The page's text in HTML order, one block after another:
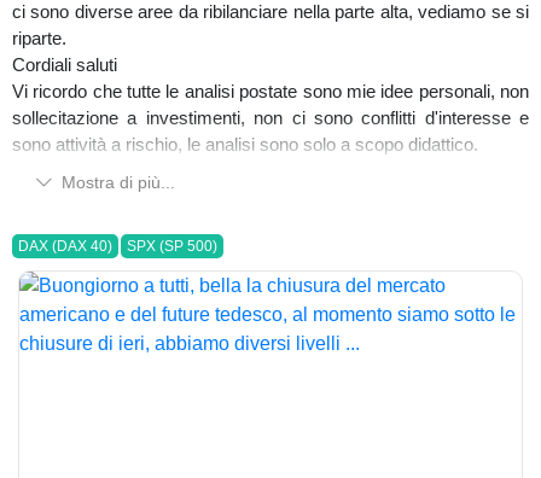
ci sono diverse aree da ribilanciare nella parte alta, vediamo se si
riparte.
Cordiali saluti
Vi ricordo che tutte le analisi postate sono mie idee personali, non
sollecitazione a investimenti, non ci sono conflitti d'interesse e
sono attività a rischio, le analisi sono solo a scopo didattico.
Mostra di più...
DAX (DAX 40) SPX (SP 500)